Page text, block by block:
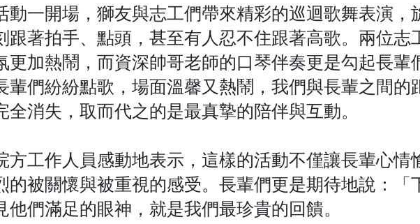
動一開場，獅友與志工們帶來精彩的巡迴歌舞表演，
跟著拍手、點頭，甚至有人忍不住跟著高歌。兩位志
更加熱鬧，而資深帥哥老師的口琴伴奏更是勾起長輩
輩們紛紛點歌，場面溫馨又熱鬧，我們與長輩之間的
全消失，取而代之的是最真摯的陪伴與互動。
方工作人員感動地表示，這樣的活動不僅讓長輩心情
的被關懷與被重視的感受。長輩們更是期待地說：「
他們滿足的眼神，就是我們最珍貴的回饋。